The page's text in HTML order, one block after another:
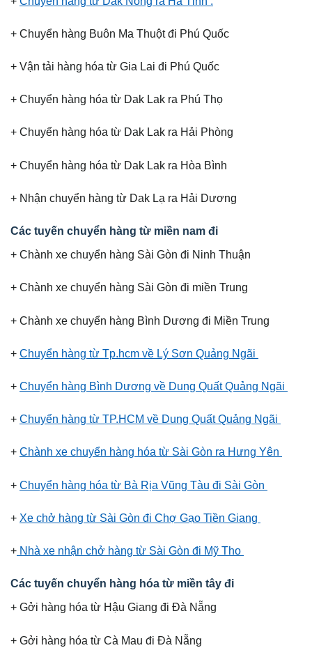
+ Chuyển hàng Buôn Ma Thuột đi Phú Quốc
+ Vận tải hàng hóa từ Gia Lai đi Phú Quốc
+ Chuyển hàng hóa từ Dak Lak ra Phú Thọ
+ Chuyển hàng hóa từ Dak Lak ra Hải Phòng
+ Chuyển hàng hóa từ Dak Lak ra Hòa Bình
+ Nhận chuyển hàng từ Dak Lạ ra Hải Dương
Các tuyến chuyển hàng từ miền nam đi
+ Chành xe chuyển hàng Sài Gòn đi Ninh Thuận
+ Chành xe chuyển hàng Sài Gòn đi miền Trung
+ Chành xe chuyển hàng Bình Dương đi Miền Trung
+ Chuyển hàng từ Tp.hcm về Lý Sơn Quảng Ngãi
+ Chuyển hàng Bình Dương về Dung Quất Quảng Ngãi
+ Chuyển hàng từ TP.HCM về Dung Quất Quảng Ngãi
+ Chành xe chuyển hàng hóa từ Sài Gòn ra Hưng Yên
+ Chuyển hàng hóa từ Bà Rịa Vũng Tàu đi Sài Gòn
+ Xe chở hàng từ Sài Gòn đi Chợ Gạo Tiền Giang
+ Nhà xe nhận chở hàng từ Sài Gòn đi Mỹ Tho
Các tuyến chuyển hàng hóa từ miền tây đi
+ Gởi hàng hóa từ Hậu Giang đi Đà Nẵng
+ Gởi hàng hóa từ Cà Mau đi Đà Nẵng